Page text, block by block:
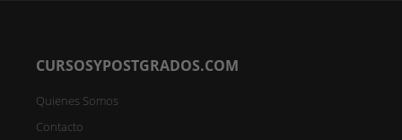
CURSOSYPOSTGRADOS.COM
Quienes Somos
Contacto